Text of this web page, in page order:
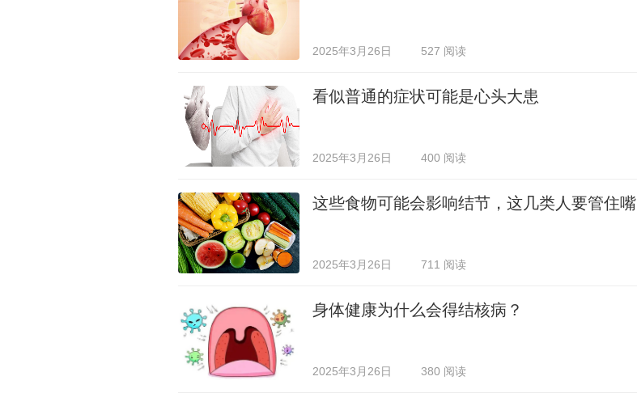
2025年3月26日 527 阅读
看似普通的症状可能是心头大患
2025年3月26日 400 阅读
这些食物可能会影响结节，这几类人要管住嘴
2025年3月26日 711 阅读
身体健康为什么会得结核病？
2025年3月26日 380 阅读